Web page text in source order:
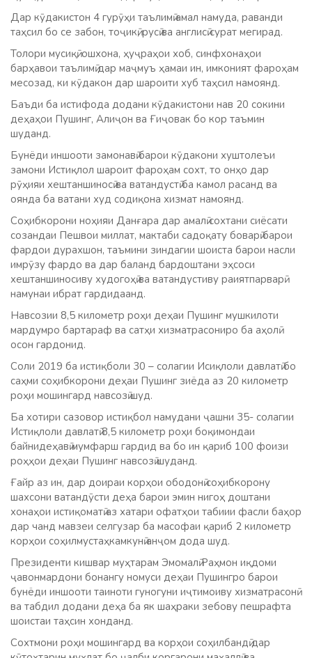
Дар кӯдакистон 4 гурӯҳи таълимӣ амал намуда, раванди
таҳсил бо се забон, тоҷикӣ, русӣ ва англисӣ сурат мегирад.
Толори мусиқӣ, ошхона, ҳуҷраҳои хоб, синфхонаҳои
барҳавои таълимӣ дар маҷмуъ ҳамаи ин, имконият фароҳам
месозад, ки кӯдакон дар шароити хуб таҳсил намоянд.
Баъди ба истифода додани кӯдакистони нав 20 сокини
деҳаҳои Пушинг, Алиҷон ва Ғиҷовак бо кор таъмин
шуданд.
Бунёди иншооти замонавӣ барои кӯдакони хуштолеъи
замони Истиқлол шароит фароҳам сохт, то онҳо дар
рӯҳияи хештаншиносӣ ва ватандустӣ ба камол расанд ва
оянда ба ватани худ содиқона хизмат намоянд.
Соҳибкорони ноҳияи Данғара дар амалӣ сохтани сиёсати
созандаи Пешвои миллат, мактаби садоқату боварӣ барои
фардои дурахшон, таъмини зиндагии шоиста барои насли
имрӯзу фардо ва дар баланд бардоштани эҳсоси
хештаншиносиву худогоҳӣ ва ватандустиву раиятпарварӣ
намунаи ибрат гардидаанд.
Навсозии 8,5 километр роҳи деҳаи Пушинг мушкилоти
мардумро бартараф ва сатҳи хизматрасониро ба аҳолӣ
осон гардонид.
Соли 2019 ба истиқболи 30 – солагии Исиқлоли давлатӣ бо
саҳми соҳибкорони деҳаи Пушинг зиёда аз 20 километр
роҳи мошингард навсозӣ шуд.
Ба хотири сазовор истиқбол намудани ҷашни 35- солагии
Истиқлоли давлатӣ 8,5 километр роҳи боқимондаи
байнидеҳавӣ мумфарш гардид ва бо ин қариб 100 фоизи
роҳҳои деҳаи Пушинг навсозӣ шуданд.
Ғайр аз ин, дар доираи корҳои ободонӣ соҳибкорону
шахсони ватандӯсти деҳа барои эмин нигоҳ доштани
хонаҳои истиқоматӣ аз хатари офатҳои табиии фасли баҳор
дар чанд мавзеи селгузар ба масофаи қариб 2 километр
корҳои соҳилмустаҳкамкунӣ анҷом дода шуд.
Президенти кишвар муҳтарам Эмомалӣ Раҳмон иқдоми
ҷавонмардони бонангу номуси деҳаи Пушингро барои
бунёди иншооти таиноти гуногуни иҷтимоиву хизматрасонӣ
ва табдил додани деҳа ба як шаҳраки зебову пешрафта
шоистаи таҳсин хонданд.
Сохтмони роҳи мошингард ва корҳои соҳилбандӣ дар